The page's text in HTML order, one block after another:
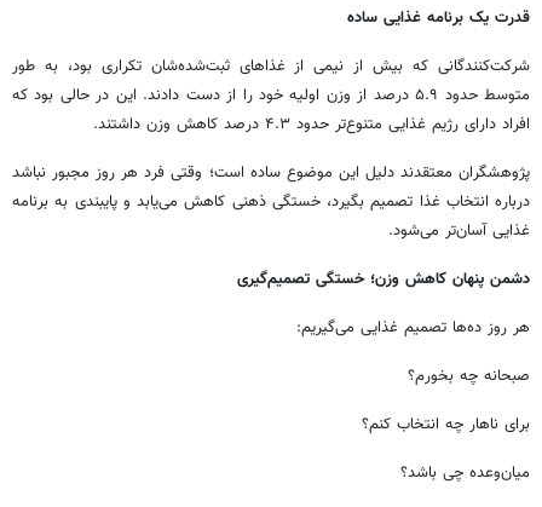
قدرت یک برنامه غذایی ساده
شرکت‌کنندگانی که بیش از نیمی از غذاهای ثبت‌شده‌شان تکراری بود، به طور
متوسط حدود ۵.۹ درصد از وزن اولیه خود را از دست دادند. این در حالی بود که
افراد دارای رژیم غذایی متنوع‌تر حدود ۴.۳ درصد کاهش وزن داشتند.
پژوهشگران معتقدند دلیل این موضوع ساده است؛ وقتی فرد هر روز مجبور نباشد
درباره انتخاب غذا تصمیم بگیرد، خستگی ذهنی کاهش می‌یابد و پایبندی به برنامه
غذایی آسان‌تر می‌شود.
دشمن پنهان کاهش وزن؛ خستگی تصمیم‌گیری
هر روز ده‌ها تصمیم غذایی می‌گیریم:
صبحانه چه بخورم؟
برای ناهار چه انتخاب کنم؟
میان‌وعده چی باشد؟